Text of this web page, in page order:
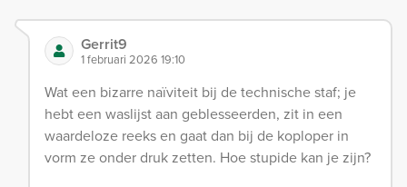
Gerrit9
1 februari 2026 19:10
Wat een bizarre naïviteit bij de technische staf; je
hebt een waslijst aan geblesseerden, zit in een
waardeloze reeks en gaat dan bij de koploper in
vorm ze onder druk zetten. Hoe stupide kan je zijn?